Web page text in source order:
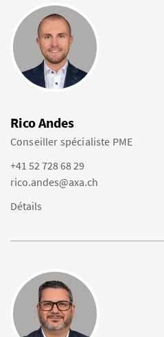
Rico Andes
Conseiller spécialiste PME
+41 52 728 68 29
rico.andes@axa.ch
Détails